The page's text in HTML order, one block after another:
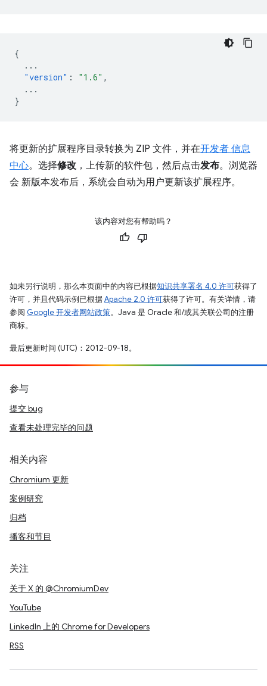
{
...
"version" : "1.6" ,
...
}
将更新的扩展程序目录转换为 ZIP 文件，并在开发者 信息
中心。选择修改 ，上传新的软件包，然后点击发布。浏览器
会 新版本发布后，系统会自动为用户更新该扩展程序。
该内容对您有帮助吗？
如未另行说明，那么本页面中的内容已根据知识共享署名 4.0 许可获得了
许可，并且代码示例已根据Apache 2.0 许可获得了许可。有关详情，请
参阅 Google 开发者网站政策。Java 是 Oracle 和/或其关联公司的注册
商标。
最后更新时间 (UTC)：2012-09-18。
参与
提交 bug
查看未处理完毕的问题
相关内容
Chromium 更新
案例研究
归档
播客和节目
关注
关于 X 的 @ChromiumDev
YouTube
LinkedIn 上的 Chrome for Developers
RSS